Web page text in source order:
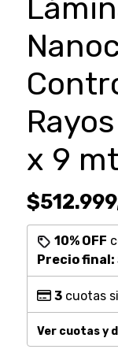
x 9
10% OFF
Precio final:
3cuotas
Ver cuotas y